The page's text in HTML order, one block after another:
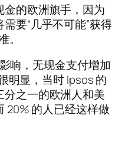
的欧洲旗手，因为
要“几乎不可能”获得
。
响，无现金支付增加
明显，当时 Ipsos 的
之一的欧洲人和美
20% 的人已经这样做